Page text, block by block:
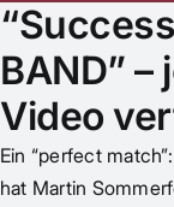
BAND”
Video
Ein “perfect
hat Martin